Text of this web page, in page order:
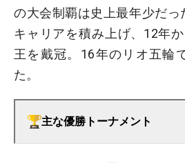
の大会制覇は史上最年少だっ
キャリアを積み上げ、12年
王を戴冠。16年のリオ五輪
た。
主な優勝トーナメント